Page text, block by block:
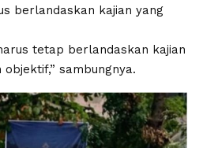
berlandaskan kajian yang
tetap berlandaskan kajian
sambungnya.